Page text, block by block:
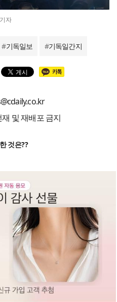
자
#기독일보 #기독일간지
및 재배포 금지
것은??